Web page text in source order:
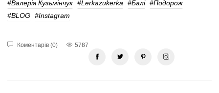
#Валерія Кузьмінчук #Lerkazukerkа #Балі #подорож
#BLOG #Instagram
Коментарів (0) 5787